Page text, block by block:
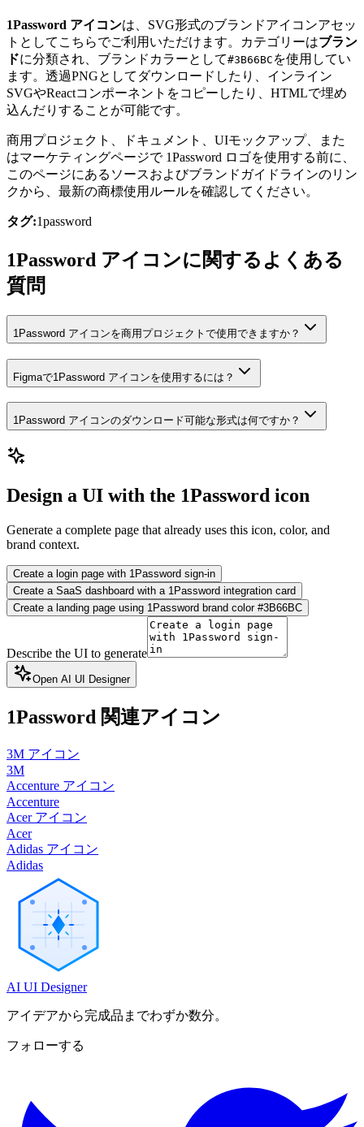
1Password アイコンは、SVG形式のブランドアイコンアセッ
トとしてこちらでご利用いただけます。カテゴリーはブラン
ドに分類され、ブランドカラーとして#3B66BC を使用してい
ます。透過PNGとしてダウンロードしたり、インライン
SVGやReactコンポーネントをコピーしたり、HTMLで埋め
込んだりすることが可能です。
商用プロジェクト、ドキュメント、UIモックアップ、また
はマーケティングページで 1Password ロゴを使用する前に、
このページにあるソースおよびブランドガイドラインのリン
クから、最新の商標使用ルールを確認してください。
タグ:1password
1Password アイコンに関するよくある
質問
1Password アイコンを商用プロジェクトで使用できますか？
Figmaで1Password アイコンを使用するには？
1Password アイコンのダウンロード可能な形式は何ですか？
Design a UI with the 1Password icon
Generate a complete page that already uses this icon, color, and
brand context.
Create a login page with 1Password sign-in
Create a SaaS dashboard with a 1Password integration card
Create a landing page using 1Password brand color #3B66BC
Describe the UI to generate
Open AI UI Designer
1Password 関連アイコン
3M アイコン
3M
Accenture アイコン
Accenture
Acer アイコン
Acer
Adidas アイコン
Adidas
AI UI Designer
アイデアから完成品までわずか数分。
フォローする